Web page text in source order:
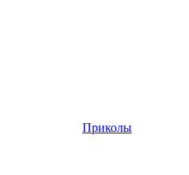
Приколы